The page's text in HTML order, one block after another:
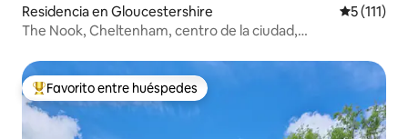
Residencia en Gloucestershire
5 (111)
The Nook, Cheltenham, centro de la ciudad,
De los mejores en Favorito entre huéspedes
Favorito entre huéspedes